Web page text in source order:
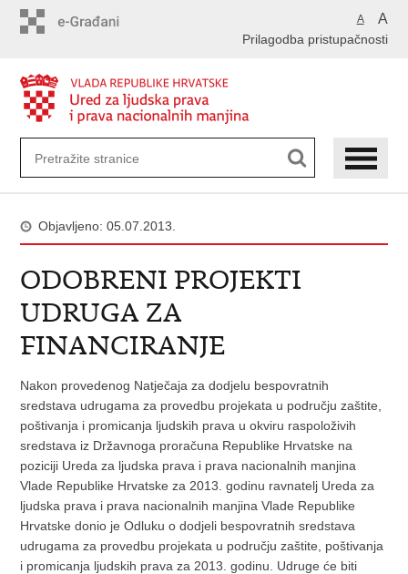
A A
Prilagodba pristupačnosti
Objavljeno: 05.07.2013.
ODOBRENI PROJEKTI
UDRUGA ZA
FINANCIRANJE
Nakon provedenog Natječaja za dodjelu bespovratnih
sredstava udrugama za provedbu projekata u području zaštite,
poštivanja i promicanja ljudskih prava u okviru raspoloživih
sredstava iz Državnoga proračuna Republike Hrvatske na
poziciji Ureda za ljudska prava i prava nacionalnih manjina
Vlade Republike Hrvatske za 2013. godinu ravnatelj Ureda za
ljudska prava i prava nacionalnih manjina Vlade Republike
Hrvatske donio je Odluku o dodjeli bespovratnih sredstava
udrugama za provedbu projekata u području zaštite, poštivanja
i promicanja ljudskih prava za 2013. godinu. Udruge će biti